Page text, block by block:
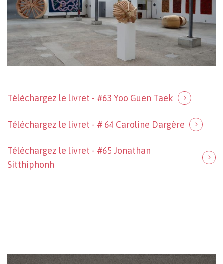
Votre panier est vide.
Téléchargez le livret - #63 Yoo Guen Taek
Téléchargez le livret - # 64 Caroline Dargère
Téléchargez le livret - #65 Jonathan
Sitthiphonh